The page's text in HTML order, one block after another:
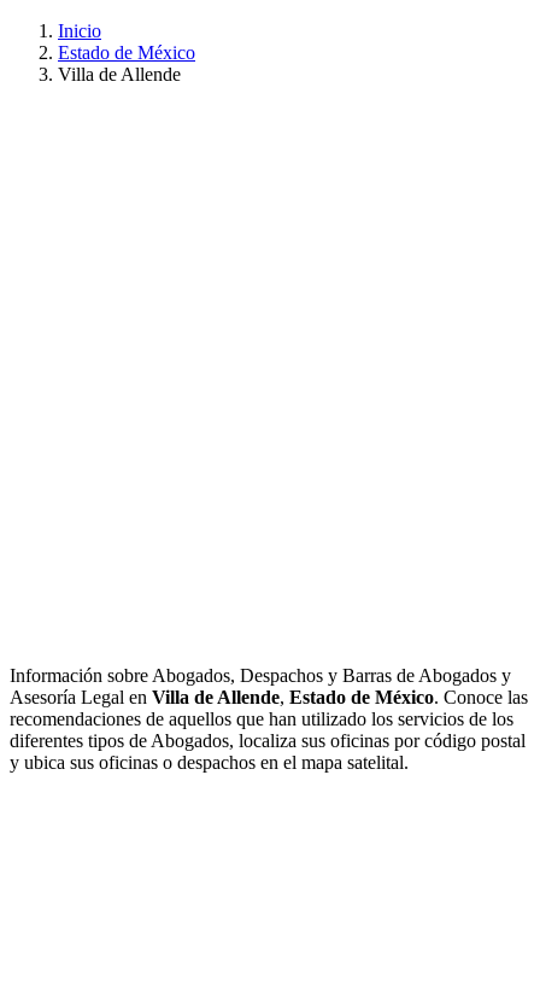
Inicio
Estado de México
Villa de Allende
Información sobre Abogados, Despachos y Barras de Abogados y
Asesoría Legal en Villa de Allende, Estado de México. Conoce las
recomendaciones de aquellos que han utilizado los servicios de los
diferentes tipos de Abogados, localiza sus oficinas por código postal
y ubica sus oficinas o despachos en el mapa satelital.